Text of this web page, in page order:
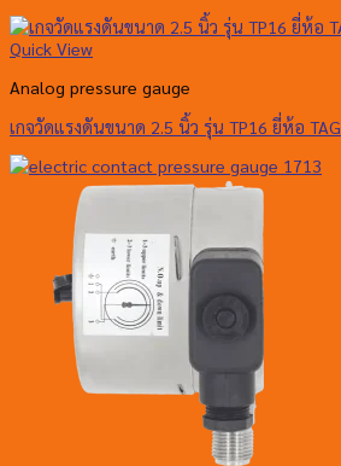
Quick View
Analog pressure gauge
เกจวัดแรงดันขนาด 2.5 นิ้ว รุ่น TP16 ยี่ห้อ TAG